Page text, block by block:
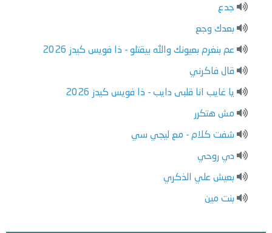
جدع
بعدك وجع
عم بنغرم بعيونك والله بيقتلو - ذا فويس كيدز 2026
قال فاكرني
يا غايب انا قلبى دايب - ذا فويس كيدز 2026
مش هتكرر
شفت كلام - مع ليجي سي
دي روحي
بعيش علي الذكري
بنت مين